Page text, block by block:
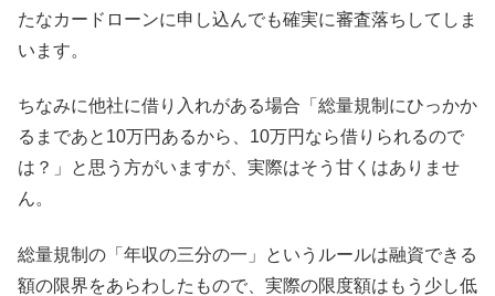
たなカードローンに申し込んでも確実に審査落ちしてしま
います。
ちなみに他社に借り入れがある場合「総量規制にひっかか
るまであと10万円あるから、10万円なら借りられるので
は？」と思う方がいますが、実際はそう甘くはありませ
ん。
総量規制の「年収の三分の一」というルールは融資できる
額の限界をあらわしたもので、実際の限度額はもう少し低